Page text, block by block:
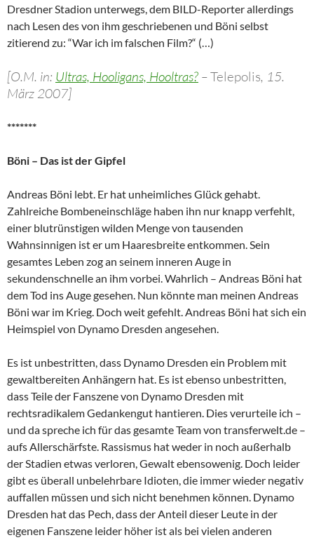
Dresdner Stadion unterwegs, dem BILD-Reporter allerdings
nach Lesen des von ihm geschriebenen und Böni selbst
zitierend zu: “War ich im falschen Film?“ (…)
[O.M. in: Ultras, Hooligans, Hooltras? –Telepolis, 15.
März 2007]
*******
Böni – Das ist der Gipfel
Andreas Böni lebt. Er hat unheimliches Glück gehabt.
Zahlreiche Bombeneinschläge haben ihn nur knapp verfehlt,
einer blutrünstigen wilden Menge von tausenden
Wahnsinnigen ist er um Haaresbreite entkommen. Sein
gesamtes Leben zog an seinem inneren Auge in
sekundenschnelle an ihm vorbei. Wahrlich – Andreas Böni hat
dem Tod ins Auge gesehen. Nun könnte man meinen Andreas
Böni war im Krieg. Doch weit gefehlt. Andreas Böni hat sich ein
Heimspiel von Dynamo Dresden angesehen.
Es ist unbestritten, dass Dynamo Dresden ein Problem mit
gewaltbereiten Anhängern hat. Es ist ebenso unbestritten,
dass Teile der Fanszene von Dynamo Dresden mit
rechtsradikalem Gedankengut hantieren. Dies verurteile ich –
und da spreche ich für das gesamte Team von transferwelt.de –
aufs Allerschärfste. Rassismus hat weder in noch außerhalb
der Stadien etwas verloren, Gewalt ebensowenig. Doch leider
gibt es überall unbelehrbare Idioten, die immer wieder negativ
auffallen müssen und sich nicht benehmen können. Dynamo
Dresden hat das Pech, dass der Anteil dieser Leute in der
eigenen Fanszene leider höher ist als bei vielen anderen